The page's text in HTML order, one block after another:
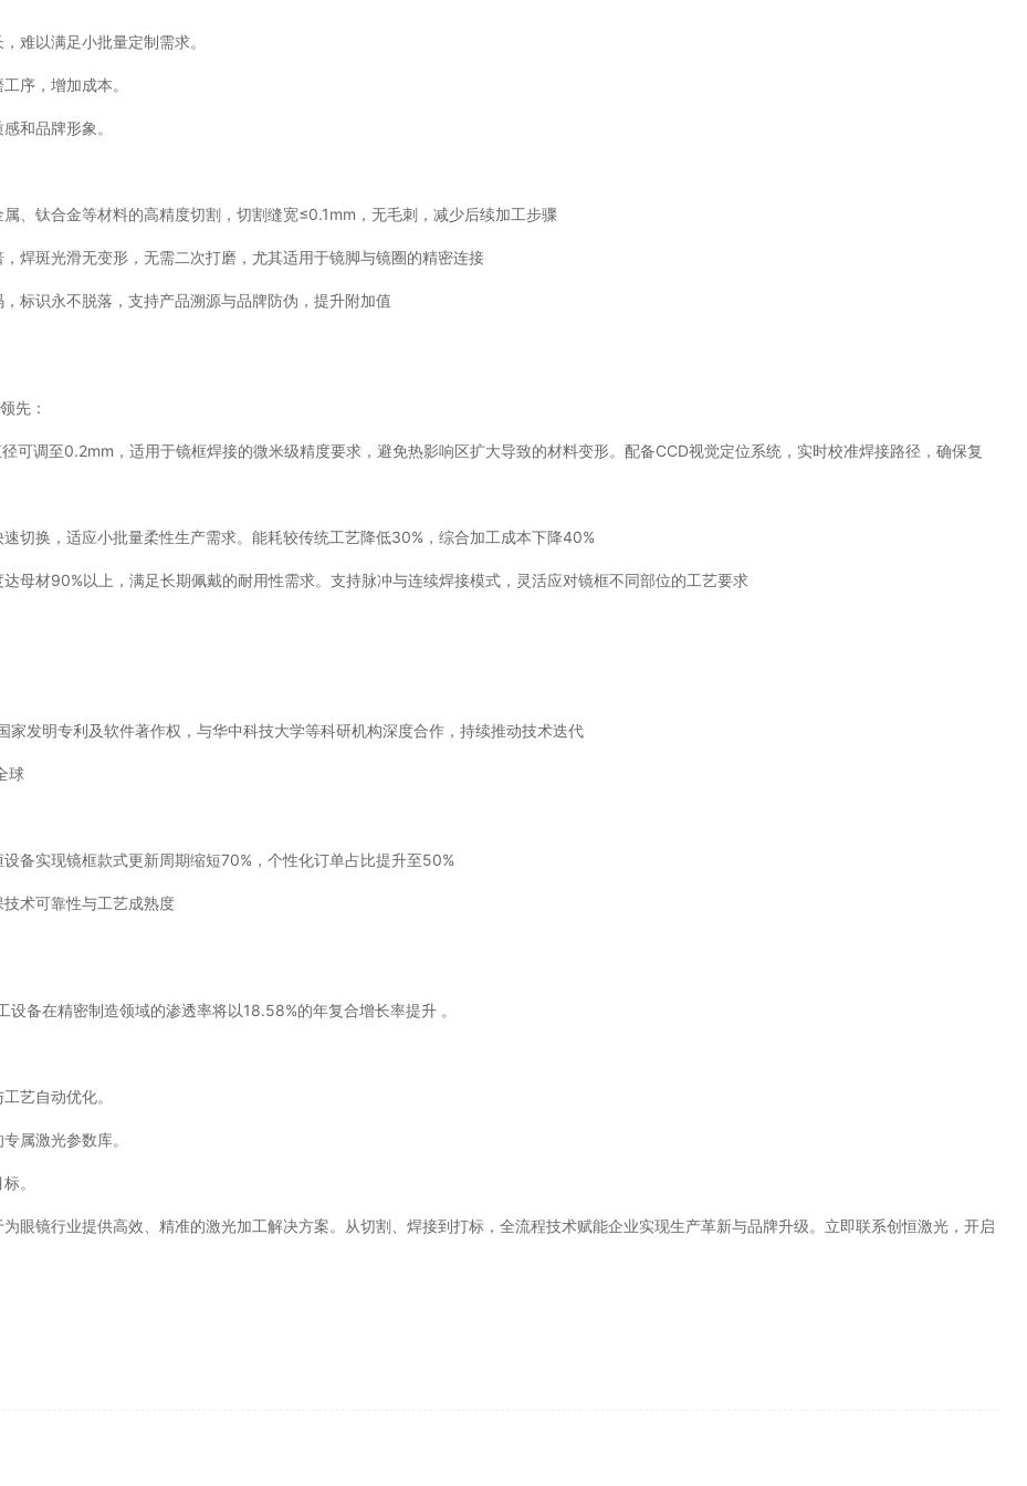
难以满足小批量定制需求。
序，增加成本。
和品牌形象。
、钛合金等材料的高精度切割，切割缝宽≤0.1mm，无毛刺，减少后续加工步骤
焊斑光滑无变形，无需二次打磨，尤其适用于镜脚与镜圈的精密连接
标识永不脱落，支持产品溯源与品牌防伪，提升附加值
先：
可调至0.2mm，适用于镜框焊接的微米级精度要求，避免热影响区扩大导致的材料变形。配备CCD视觉定位系统，实时校准焊接路径，确保复
切换，适应小批量柔性生产需求。能耗较传统工艺降低30%，综合加工成本下降40%
母材90%以上，满足长期佩戴的耐用性需求。支持脉冲与连续焊接模式，灵活应对镜框不同部位的工艺要求
发明专利及软件著作权，与华中科技大学等科研机构深度合作，持续推动技术迭代
球
备实现镜框款式更新周期缩短70%，个性化订单占比提升至50%
术可靠性与工艺成熟度
备在精密制造领域的渗透率将以18.58%的年复合增长率提升 。
艺自动优化。
属激光参数库。
。
眼镜行业提供高效、精准的激光加工解决方案。从切割、焊接到打标，全流程技术赋能企业实现生产革新与品牌升级。立即联系创恒激光，开启